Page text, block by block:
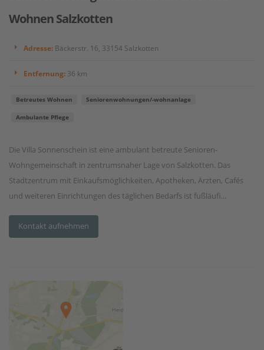
Wohnen Salzkotten
Adresse: Bäckerstr. 16, 33154 Salzkotten
Entfernung: 36 km
Betreutes Wohnen Seniorenwohnungen/-wohnanlage
Ambulante Pflege
Die Villa Sonnenschein ist eine ambulant betreute Senioren-
Wohngemeinschaft in zentrumsnaher Lage von Salzkotten. Das
Stadtzentrum mit Einkaufsmöglichkeiten, Apotheken, Ärzten, Cafés
und weiteren Einrichtungen des täglichen Bedarfs ist fußläufi...
Kontakt aufnehmen